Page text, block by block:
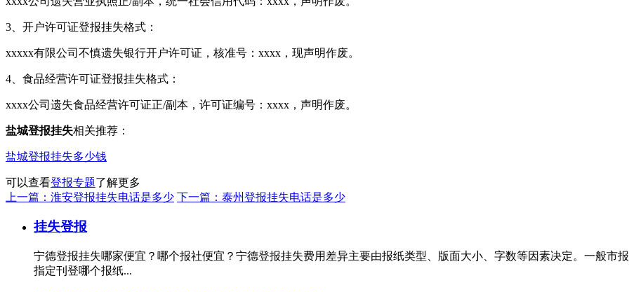
3、开户许可证登报挂失格式：
xxxxx有限公司不慎遗失银行开户许可证，核准号：xxxx，现声明作废。
4、食品经营许可证登报挂失格式：
xxxx公司遗失食品经营许可证正/副本，许可证编号：xxxx，声明作废。
盐城登报挂失相关推荐：
盐城登报挂失多少钱
可以查看登报专题了解更多
上一篇：淮安登报挂失电话是多少 下一篇：泰州登报挂失电话是多少
挂失登报
宁德登报挂失哪家便宜？哪个报社便宜？宁德登报挂失费用差异主要由报纸类型、版面大小、字数等因素决定。一般市
指定刊登哪个报纸...